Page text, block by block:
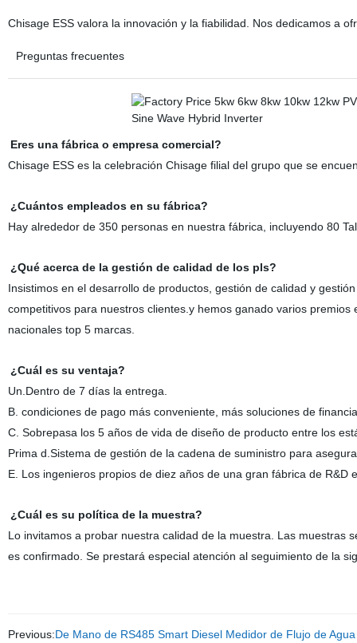
Chisage ESS valora la innovación y la fiabilidad. Nos dedicamos a
Preguntas frecuentes
Eres una fábrica o empresa comercial?
Chisage ESS es la celebración Chisage filial del grupo que se
¿Cuántos empleados en su fábrica?
Hay alrededor de 350 personas en nuestra fábrica, incluyendo 80
¿Qué acerca de la gestión de calidad de los pls?
Insistimosen el desarrollo de productos, gestión de calidad y
competitivos para nuestros clientes.y hemos ganado varios
nacionales top 5 marcas.
¿Cuál es su ventaja?
Un.Dentro de 7 días la entrega.
B. condiciones de pago más conveniente, más soluciones de
C. Sobrepasa los 5 años de vida de diseño de producto entre los
Prima d.Sistema de gestión de la cadena de suministro para
E. Los ingenieros propios de diez años de una gran fábrica de R&D
¿Cuál es su política de la muestra?
Lo invitamos a probar nuestra calidad de la muestra. Las muestras
es confirmado. Se prestará especial atención al seguimiento de la
Previous:De Mano de RS485 Smart Diesel Medidor de Flujo de